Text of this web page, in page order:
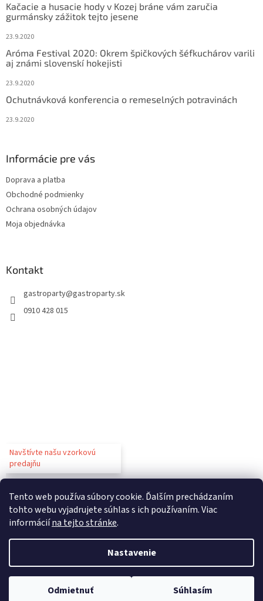
Tento web používa súbory cookie. Ďalším prechádzaním
tohto webu vyjadrujete súhlas s ich používaním. Viac
informáciína tejto stránke.
Nastavenie
Odmietnuť Súhlasím
Kačacie a husacie hody v Kozej bráne vám zaručia
gurmánsky zážitok tejto jesene
23.9.2020
Aróma Festival 2020: Okrem špičkových šéfkuchárov varili
aj známi slovenskí hokejisti
23.9.2020
Ochutnávková konferencia o remeselných potravinách
23.9.2020
Informácie pre vás
Doprava a platba
Obchodné podmienky
Ochrana osobných údajov
Moja objednávka
Kontakt
gastroparty@gastroparty.sk
0910 428 015
Navštívte našu vzorkovú
predajňu
Copyright 2026Gastroparty. Všetky práva vyhradené.Upraviť